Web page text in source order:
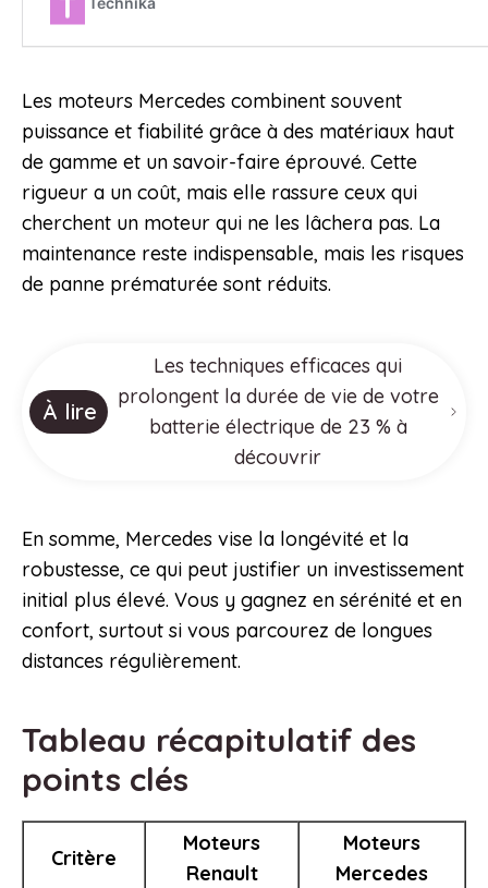
Les moteurs Mercedes combinent souvent
puissance et fiabilité grâce à des matériaux haut
de gamme et un savoir-faire éprouvé. Cette
rigueur a un coût, mais elle rassure ceux qui
cherchent un moteur qui ne les lâchera pas. La
maintenance reste indispensable, mais les risques
de panne prématurée sont réduits.
À lire
Les techniques efficaces qui
prolongent la durée de vie de votre
batterie électrique de 23 % à
découvrir
En somme, Mercedes vise la longévité et la
robustesse, ce qui peut justifier un investissement
initial plus élevé. Vous y gagnez en sérénité et en
confort, surtout si vous parcourez de longues
distances régulièrement.
Tableau récapitulatif des
points clés
Critère
Moteurs
Renault
Moteurs
Mercedes